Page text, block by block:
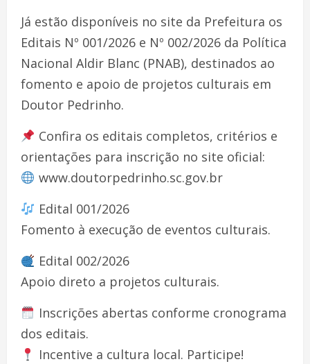
Já estão disponíveis no site da Prefeitura os
Editais Nº 001/2026 e Nº 002/2026 da Política
Nacional Aldir Blanc (PNAB), destinados ao
fomento e apoio de projetos culturais em
Doutor Pedrinho.
Confira os editais completos, critérios e
orientações para inscrição no site oficial:
www.doutorpedrinho.sc.gov.br
Edital 001/2026
Fomento à execução de eventos culturais.
Edital 002/2026
Apoio direto a projetos culturais.
Inscrições abertas conforme cronograma
dos editais.
Incentive a cultura local. Participe!